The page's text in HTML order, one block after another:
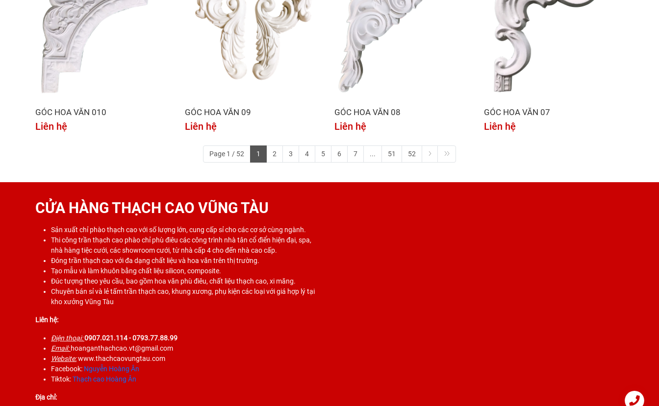
GÓC HOA VĂN 010
Liên hệ
GÓC HOA VĂN 09
Liên hệ
GÓC HOA VĂN 08
Liên hệ
GÓC HOA VĂN 07
Liên hệ
Page 1 / 52 1 2 3 4 5 6 7 ... 51 52
CỬA HÀNG THẠCH CAO VŨNG TÀU
Sản xuất chỉ phào thạch cao với số lượng lớn, cung cấp sỉ cho các cơ sở cùng ngành.
Thi công trần thạch cao phào chỉ phù điêu các công trình nhà tân cổ điển hiện đại, spa,
nhà hàng tiệc cưới, các showroom cưới, từ nhà cấp 4 cho đến nhà cao cấp.
Đóng trần thạch cao với đa dạng chất liệu và hoa văn trên thị trường.
Tạo mẫu và làm khuôn bằng chất liệu silicon, composite.
Đúc tượng theo yêu cầu, bao gồm hoa văn phù điêu, chất liệu thạch cao, xi măng.
Chuyên bán sỉ và lẻ tấm trần thạch cao, khung xương, phụ kiện các loại với giá hợp lý tại
kho xưởng Vũng Tàu
Liên hệ:
Điện thoại:0907.021.114- 0793.77.88.99
Email: hoanganthachcao.vt@gmail.com
Website:www.thachcaovungtau.com
Facebook: Nguyễn Hoàng Ân
Tiktok:Thạch cao Hoàng Ân
Địa chỉ: